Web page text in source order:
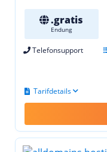
.gratis
Endung
Telefonsupport
Tarifdetails